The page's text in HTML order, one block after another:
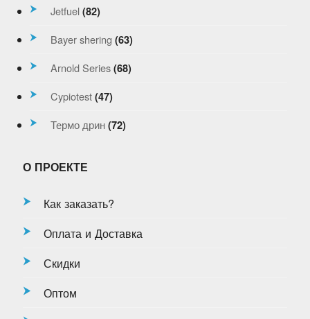
Jetfuel (82)
Bayer shering (63)
Arnold Series (68)
Cypiotest (47)
Термо дрин (72)
О ПРОЕКТЕ
Как заказать?
Оплата и Доставка
Скидки
Оптом